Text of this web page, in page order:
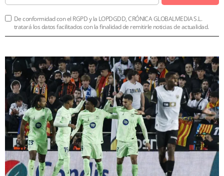
De conformidad con el RGPD y la LOPDGDD, CRÓNICA GLOBALMEDIA S.L.
tratará los datos facilitados con la finalidad de remitirle noticias de actualidad.